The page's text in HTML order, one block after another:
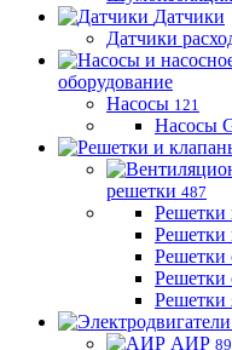
Датчики
Датчики
оборудование
Насосы 121
Насосы
решетки 487
Решетки
Решетки
Решетки
Решетки
Решетки
АИР 89